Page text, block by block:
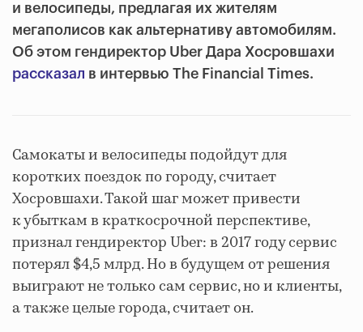
и велосипеды, предлагая их жителям
мегаполисов как альтернативу автомобилям.
Об этом гендиректор Uber Дара Хосровшахи
рассказал в интервью The Financial Times.
Самокаты и велосипеды подойдут для
коротких поездок по городу, считает
Хосровшахи. Такой шаг может привести
к убыткам в краткосрочной перспективе,
признал гендиректор Uber: в 2017 году сервис
потерял $4,5 млрд. Но в будущем от решения
выиграют не только сам сервис, но и клиенты,
а также целые города, считает он.